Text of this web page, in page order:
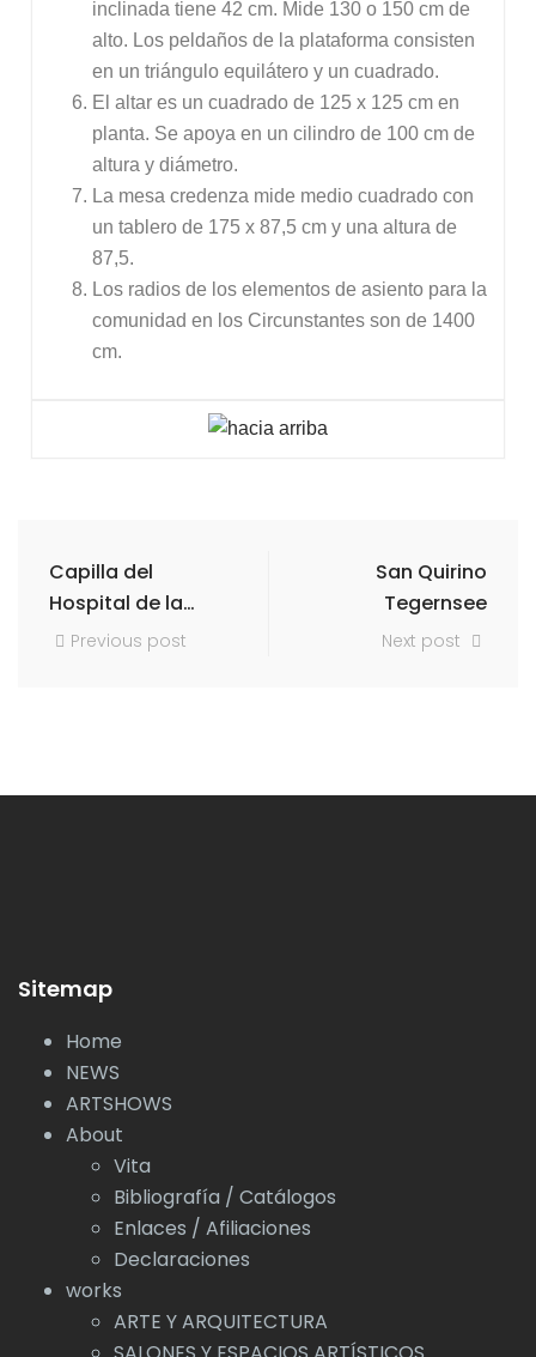
inclinada tiene 42 cm. Mide 130 o 150 cm de
alto. Los peldaños de la plataforma consisten
en un triángulo equilátero y un cuadrado.
El altar es un cuadrado de 125 x 125 cm en
planta. Se apoya en un cilindro de 100 cm de
altura y diámetro.
La mesa credenza mide medio cuadrado con
un tablero de 175 x 87,5 cm y una altura de
87,5.
Los radios de los elementos de asiento para la
comunidad en los Circunstantes son de 1400
cm.
Capilla del
Hospital de la
Cruz Roja,
Previous post
San Quirino
Tegernsee
Next post
Sitemap
Home
NEWS
ARTSHOWS
About
Vita
Bibliografía / Catálogos
Enlaces / Afiliaciones
Declaraciones
works
ARTE Y ARQUITECTURA